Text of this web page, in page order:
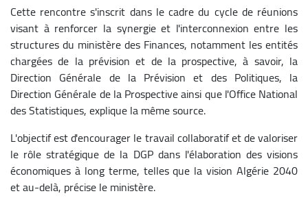
Cette rencontre s'inscrit dans le cadre du cycle de réunions
visant à renforcer la synergie et l'interconnexion entre les
structures du ministère des Finances, notamment les entités
chargées de la prévision et de la prospective, à savoir, la
Direction Générale de la Prévision et des Politiques, la
Direction Générale de la Prospective ainsi que l'Office National
des Statistiques, explique la même source.
L'objectif est d'encourager le travail collaboratif et de valoriser
le rôle stratégique de la DGP dans l'élaboration des visions
économiques à long terme, telles que la vision Algérie 2040
et au-delà, précise le ministère.